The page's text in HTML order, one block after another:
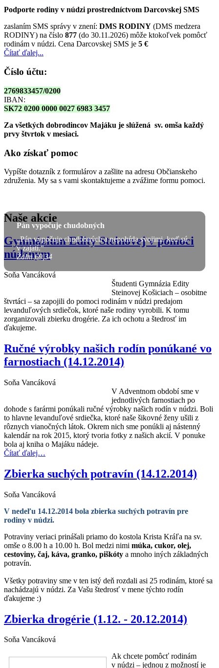
Podporte rodiny v núdzi prostredníctvom Darcovskej SMS
zaslaním SMS správy v znení: DMS RODINY (DMS medzera
RODINY) na číslo 877 (do 30.11.2026) môže ktokoľvek pomôcť
rodinám v núdzi. Cena Darcovskej SMS je 5 €
Čítať ďalej...
Číslo účtu:
2769833457/0200
IBAN:
SK72 0200 0000 0027 6983 3457
Za všetkých dobrodincov Majáku je slúžená sv. omša každý
prvy štvrtok v mesiaci.
Ako získať pomoc
Vypíšte dotazník z formulárov a zašlite na adresu Občianskeho
združenia. My sa s vami skontaktujeme a zvážime formu pomoci.
Pán vypočuje chudobných
„Pán vypočuje chudobných a nepohŕda svojimi, keď sú
v zajatí.“
Žalm 69,34
Naše akcie
Gymnázium Edity Steinovej v pomoci
núdznym
Soňa Vancáková
Študenti Gymnázia Edity
Steinovej Košiciach – osobitne
štvrtáci – sa zapojili do pomoci rodinám v núdzi predajom
levanduľových srdiečok, ktoré naše rodiny vyrobili. K tomu
zorganizovali zbierku drogérie. Za ich ochotu a štedrosť im
ďakujeme.
Ručné výrobky našich rodín ponúkané vo
farnostiach (14.12.2014)
Soňa Vancáková
V Adventnom období sme v
jednotlivých farnostiach po
dohode s farármi ponúkali ručné výrobky našich rodín v núdzi. Boli
to hlavne levanduľové srdiečka, ktoré naše šikovné ženy ušili z
rôznych vianočných látok. Okrem nich sme ponúkli aj nástenný
kalendár na rok 2015, ktorý tvoria fotky z našich akcií. V ponuke
bola aj kniha o Majáku nádeje.
Čítať ďalej…
Zbierka suchých potravín (14.12.2014)
Soňa Vancáková
V nedeľu 14.12.2014 bola zbierka suchých potravín pre
rodiny v núdzi.
Potraviny veriaci prinášali priamo do kostola Krista Kráľa na sv.
omše o 8.00 h a 10.00 h. Bol medzi nimi múka, cukor, olej,
cestoviny, čaj, káva, granko, piškóty a mnoho iných základných
potravín.
Všetky potraviny sme v ten istý deň rozdali asi 25 rodinám, ktoré sa
nachádzajú v núdzi. Za Vašu štedrosť v mene týchto rodín
ďakujeme :)
Zbierka drogérie (1.12. - 20.12.2014)
Soňa Vancáková
Ak chcete pomôcť rodinám
v núdzi – jednou z možností je